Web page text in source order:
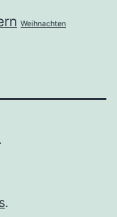
Weihnachten
.